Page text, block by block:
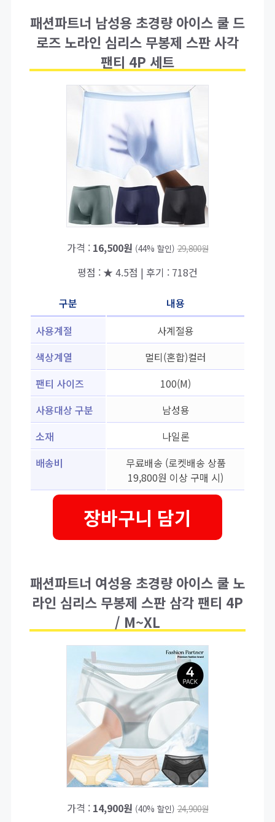
패션파트너 남성용 초경량 아이스 쿨 드
로즈 노라인 심리스 무봉제 스판 사각
팬티 4P 세트
가격 : 16,500원 (44% 할인) 29,800원
평점 : ★ 4.5점 | 후기 : 718건
구분
내용
사용계절
사계절용
색상계열
멀티(혼합)컬러
팬티 사이즈
100(M)
사용대상 구분
남성용
소재
나일론
배송비
무료배송 (로켓배송 상품
19,800원 이상 구매 시)
장바구니 담기
패션파트너 여성용 초경량 아이스 쿨 노
라인 심리스 무봉제 스판 삼각 팬티 4P
/ M~XL
가격 : 14,900원 (40% 할인) 24,900원